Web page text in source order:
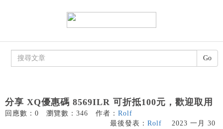
分享 XQ優惠碼 8569ILR 可折抵100元，歡迎取用
回應數：0 瀏覽數：346 作者： Rolf
最後發表： Rolf 2023 一月 30
Go